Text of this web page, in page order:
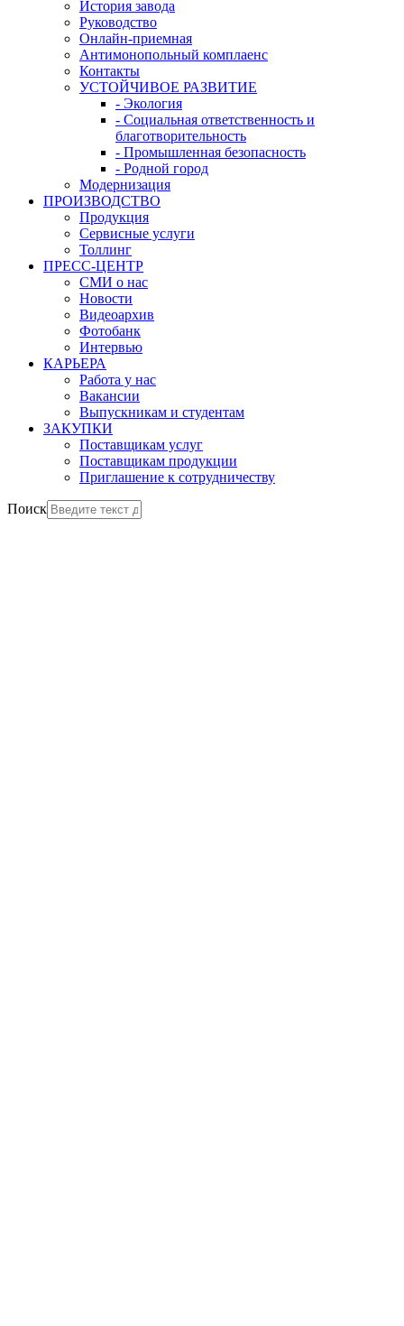
История завода
Руководство
Онлайн-приемная
Антимонопольный комплаенс
Контакты
УСТОЙЧИВОЕ РАЗВИТИЕ
- Экология
- Социальная ответственность и
благотворительность
- Промышленная безопасность
- Родной город
Модернизация
ПРОИЗВОДСТВО
Продукция
Сервисные услуги
Толлинг
ПРЕСС-ЦЕНТР
СМИ о нас
Новости
Видеоархив
Фотобанк
Интервью
КАРЬЕРА
Работа у нас
Вакансии
Выпускникам и студентам
ЗАКУПКИ
Поставщикам услуг
Поставщикам продукции
Приглашение к сотрудничеству
Поиск